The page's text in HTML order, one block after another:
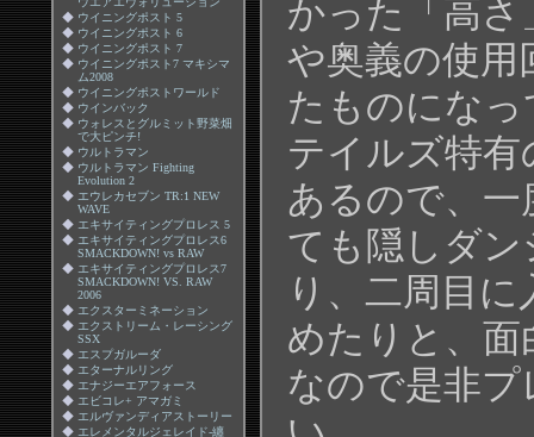
◆ ウイニングポスト 5
◆ ウイニングポスト 6
◆ ウイニングポスト 7
◆ ウイニングポスト7 マキシマ
ム2008
◆ ウイニングポストワールド
◆ ウインバック
◆ ウォレスとグルミット野菜畑
で大ピンチ!
◆ ウルトラマン
◆ ウルトラマン Fighting
Evolution 2
◆ エウレカセブン TR:1 NEW
WAVE
◆ エキサイティングプロレス 5
◆ エキサイティングプロレス6
SMACKDOWN! vs RAW
◆ エキサイティングプロレス7
SMACKDOWN! VS. RAW
2006
◆ エクスターミネーション
◆ エクストリーム・レーシング
SSX
◆ エスプガルーダ
◆ エターナルリング
◆ エナジーエアフォース
◆ エビコレ+ アマガミ
◆ エルヴァンディアストーリー
◆ エレメンタルジェレイド-纏
かった「高さ
や奥義の使用
たものにな
テイルズ特
あるので、
ても隠しダ
り、二周目
めたりと、
なので是非